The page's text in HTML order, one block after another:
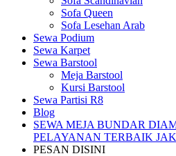
Sofa Queen
Sofa Lesehan Arab
Sewa Podium
Sewa Karpet
Sewa Barstool
Meja Barstool
Kursi Barstool
Sewa Partisi R8
Blog
SEWA MEJA BUNDAR
PELAYANAN TERBAIK
PESAN DISINI